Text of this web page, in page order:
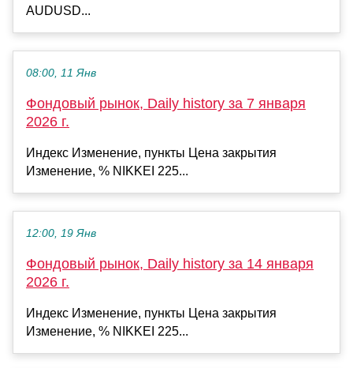
AUDUSD...
08:00, 11 Янв
Фондовый рынок, Daily history за 7 января
2026 г.
Индекс Изменение, пункты Цена закрытия
Изменение, % NIKKEI 225...
12:00, 19 Янв
Фондовый рынок, Daily history за 14 января
2026 г.
Индекс Изменение, пункты Цена закрытия
Изменение, % NIKKEI 225...